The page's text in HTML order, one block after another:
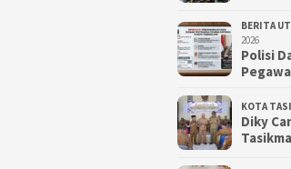
BERITA
2026
Polisi
KOTA
Diky